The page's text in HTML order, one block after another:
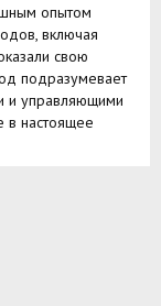
опытом
включая
свою
подразумевает
и управляющими
в настоящее